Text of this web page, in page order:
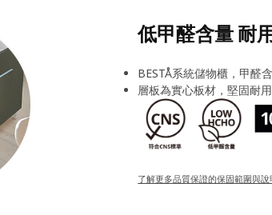
低甲醛含量 耐
BESTÅ系統儲物櫃，甲醛
層板為實心板材，堅固耐
了解更多品質保證的保固範圍與